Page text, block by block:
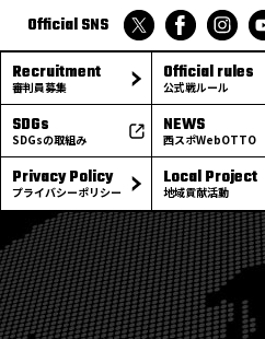
Official SNS
Recruitment
審判員募集
SDGs
SDGsの取組み
Privacy Policy
プライバシーポリシー
Official rules
公式戦ルール
NEWS
西スポWebOTTO
Local Project
地域貢献活動